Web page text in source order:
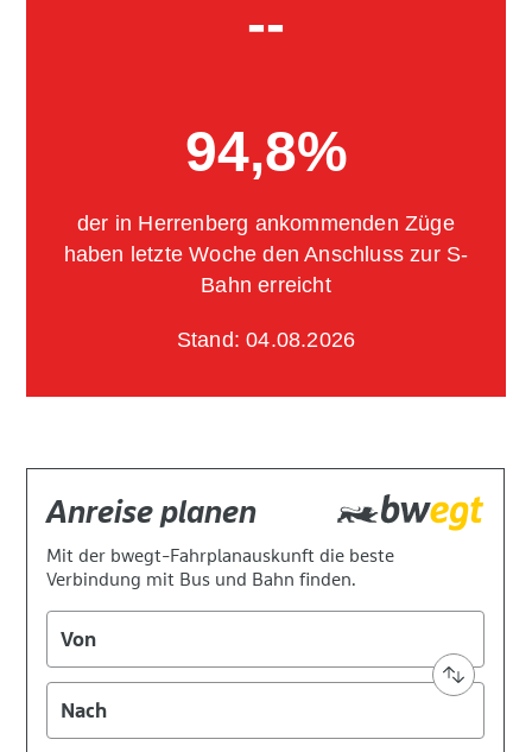
--
94,8%
der in Herrenberg ankommenden Züge
haben letzte Woche den Anschluss zur S-
Bahn erreicht
Stand: 04.08.2026